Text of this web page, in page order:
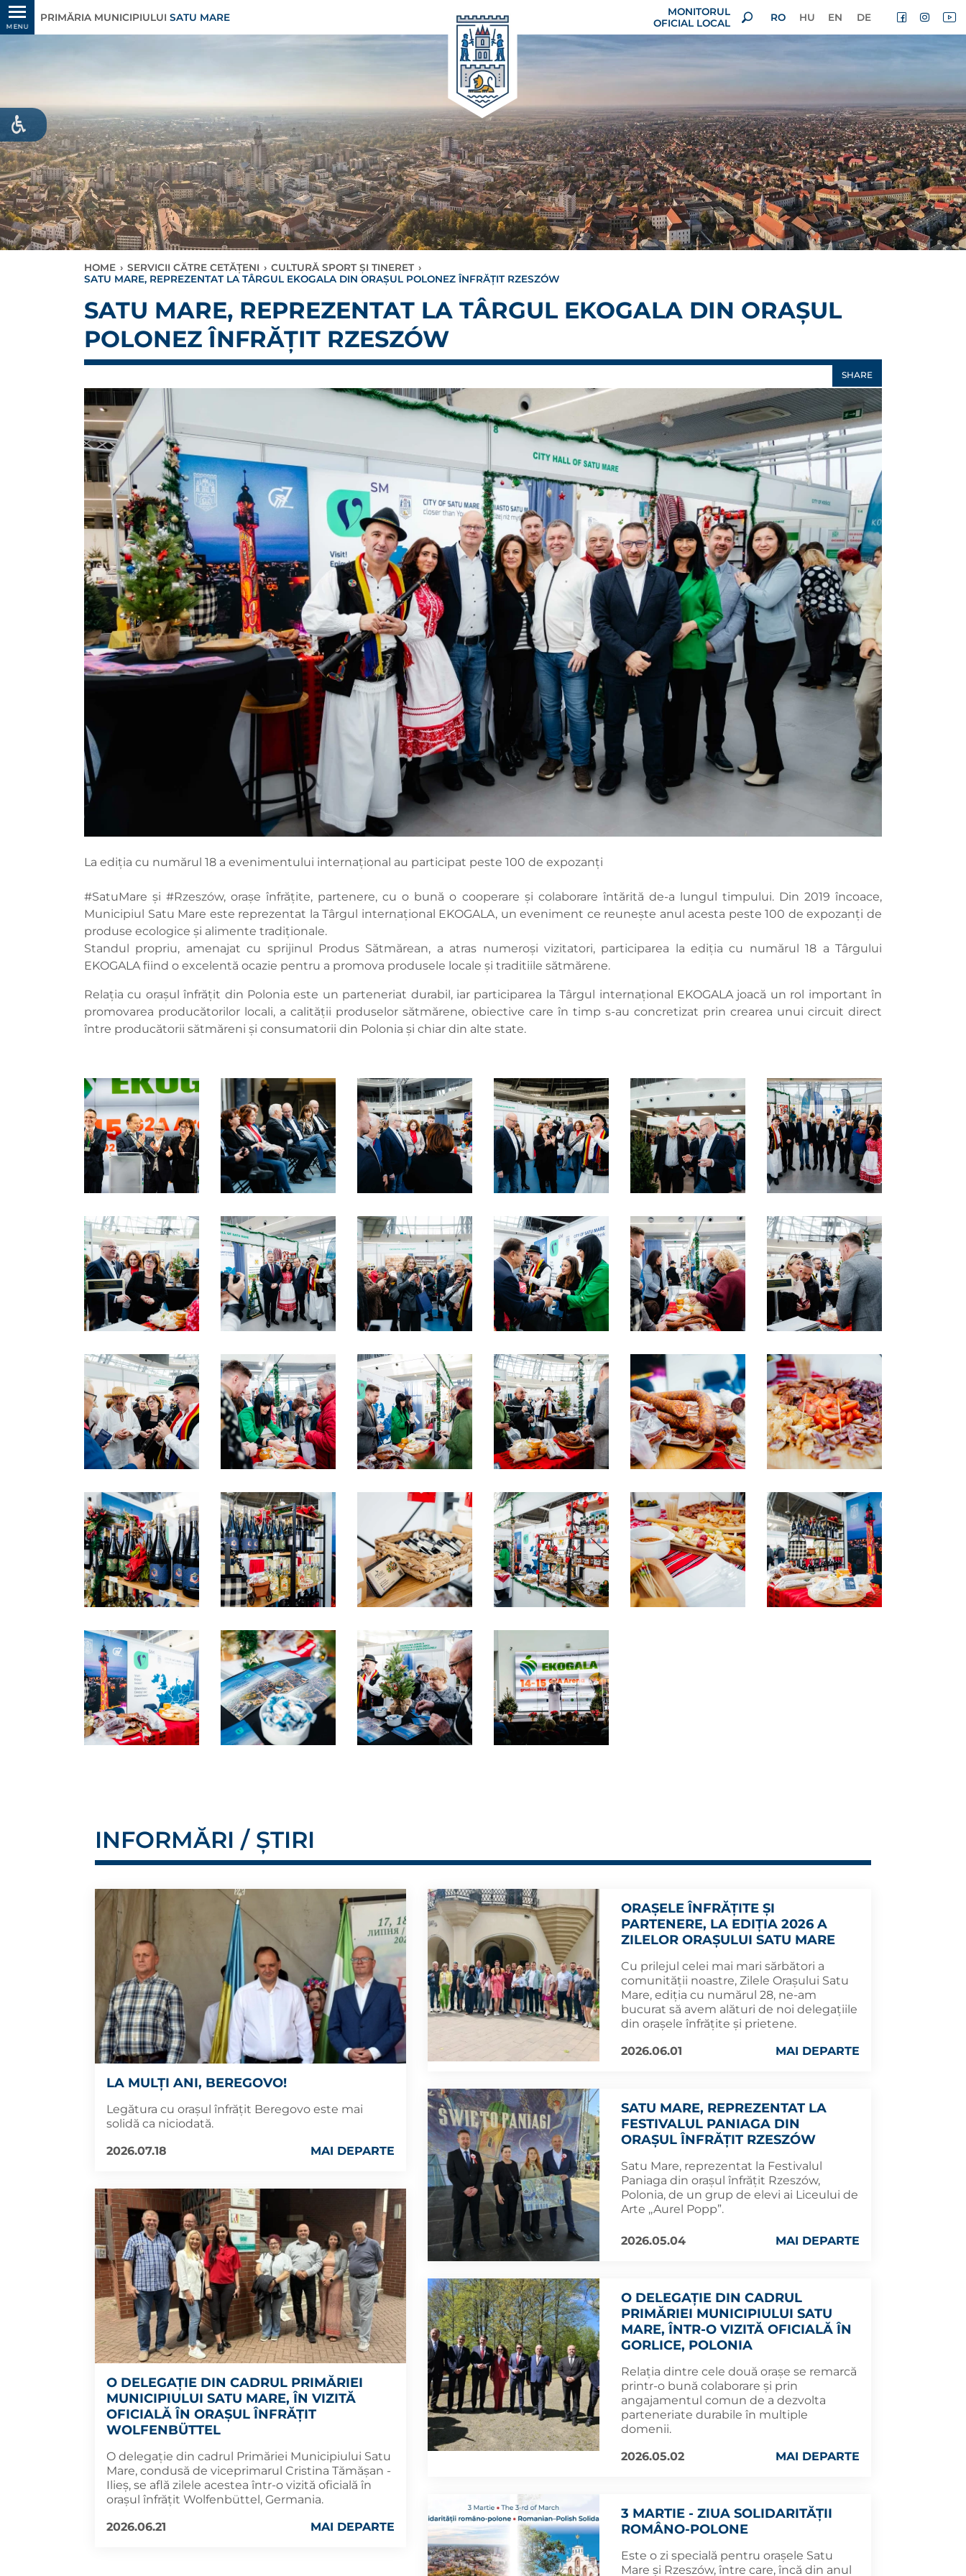
MENU
PRIMĂRIA MUNICIPIULUI SATU MARE
MONITORUL
OFICIAL LOCAL
RO HU EN DE
HOME › SERVICII CĂTRE CETĂȚENI › CULTURĂ SPORT ȘI TINERET ›
SATU MARE, REPREZENTAT LA TÂRGUL EKOGALA DIN ORAȘUL POLONEZ ÎNFRĂȚIT RZESZÓW
SATU MARE, REPREZENTAT LA TÂRGUL EKOGALA DIN ORAȘUL
POLONEZ ÎNFRĂȚIT RZESZÓW
SHARE
La ediția cu numărul 18 a evenimentului internațional au participat peste 100 de expozanți
#SatuMare și #Rzeszów, orașe înfrățite, partenere, cu o bună o cooperare și colaborare întărită de-a lungul timpului. Din 2019 încoace,
Municipiul Satu Mare este reprezentat la Târgul internațional EKOGALA, un eveniment ce reunește anul acesta peste 100 de expozanți de
produse ecologice și alimente tradiționale.
Standul propriu, amenajat cu sprijinul Produs Sătmărean, a atras numeroși vizitatori, participarea la ediția cu numărul 18 a Târgului
EKOGALA fiind o excelentă ocazie pentru a promova produsele locale și traditiile sătmărene.
Relația cu orașul înfrățit din Polonia este un parteneriat durabil, iar participarea la Târgul internațional EKOGALA joacă un rol important în
promovarea producătorilor locali, a calității produselor sătmărene, obiective care în timp s-au concretizat prin crearea unui circuit direct
între producătorii sătmăreni şi consumatorii din Polonia și chiar din alte state.
INFORMĂRI / ȘTIRI
LA MULȚI ANI, BEREGOVO!
Legătura cu orașul înfrățit Beregovo este mai
solidă ca niciodată.
2026.07.18
MAI DEPARTE
O DELEGAȚIE DIN CADRUL PRIMĂRIEI
MUNICIPIULUI SATU MARE, ÎN VIZITĂ
OFICIALĂ ÎN ORAȘUL ÎNFRĂȚIT
WOLFENBÜTTEL
O delegație din cadrul Primăriei Municipiului Satu
Mare, condusă de viceprimarul Cristina Tămășan -
Ilieș, se află zilele acestea într-o vizită oficială în
orașul înfrățit Wolfenbüttel, Germania.
2026.06.21
MAI DEPARTE
ORAȘELE ÎNFRĂȚITE ȘI
PARTENERE, LA EDIȚIA 2026 A
ZILELOR ORAȘULUI SATU MARE
Cu prilejul celei mai mari sărbători a
comunității noastre, Zilele Orașului Satu
Mare, ediția cu numărul 28, ne-am
bucurat să avem alături de noi delegațiile
din orașele înfrățite și prietene.
2026.06.01
MAI DEPARTE
SATU MARE, REPREZENTAT LA
FESTIVALUL PANIAGA DIN
ORAȘUL ÎNFRĂȚIT RZESZÓW
Satu Mare, reprezentat la Festivalul
Paniaga din orașul înfrățit Rzeszów,
Polonia, de un grup de elevi ai Liceului de
Arte ,,Aurel Popp”.
2026.05.04 MAI DEPARTE
O DELEGAȚIE DIN CADRUL
PRIMĂRIEI MUNICIPIULUI SATU
MARE, ÎNTR-O VIZITĂ OFICIALĂ ÎN
GORLICE, POLONIA
Relația dintre cele două orașe se remarcă
printr-o bună colaborare și prin
angajamentul comun de a dezvolta
parteneriate durabile în multiple
domenii.
2026.05.02
MAI DEPARTE
3 MARTIE - ZIUA SOLIDARITĂȚII
ROMÂNO-POLONE
Este o zi specială pentru orașele Satu
Mare și Rzeszów, între care, încă din anul